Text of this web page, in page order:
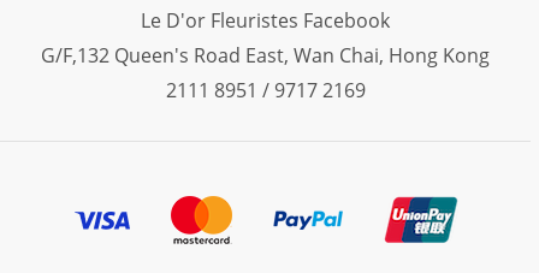
Le D'or Fleuristes Facebook
G/F,132 Queen's Road East, Wan Chai, Hong Kong
2111 8951 / 9717 2169